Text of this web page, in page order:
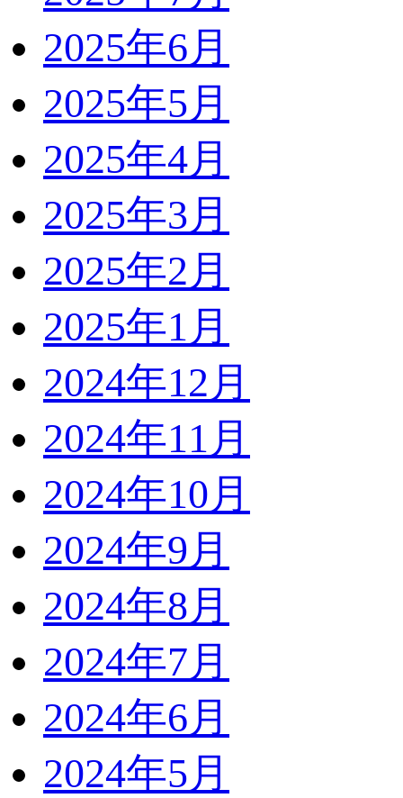
2025年6月
2025年5月
2025年4月
2025年3月
2025年2月
2025年1月
2024年12月
2024年11月
2024年10月
2024年9月
2024年8月
2024年7月
2024年6月
2024年5月